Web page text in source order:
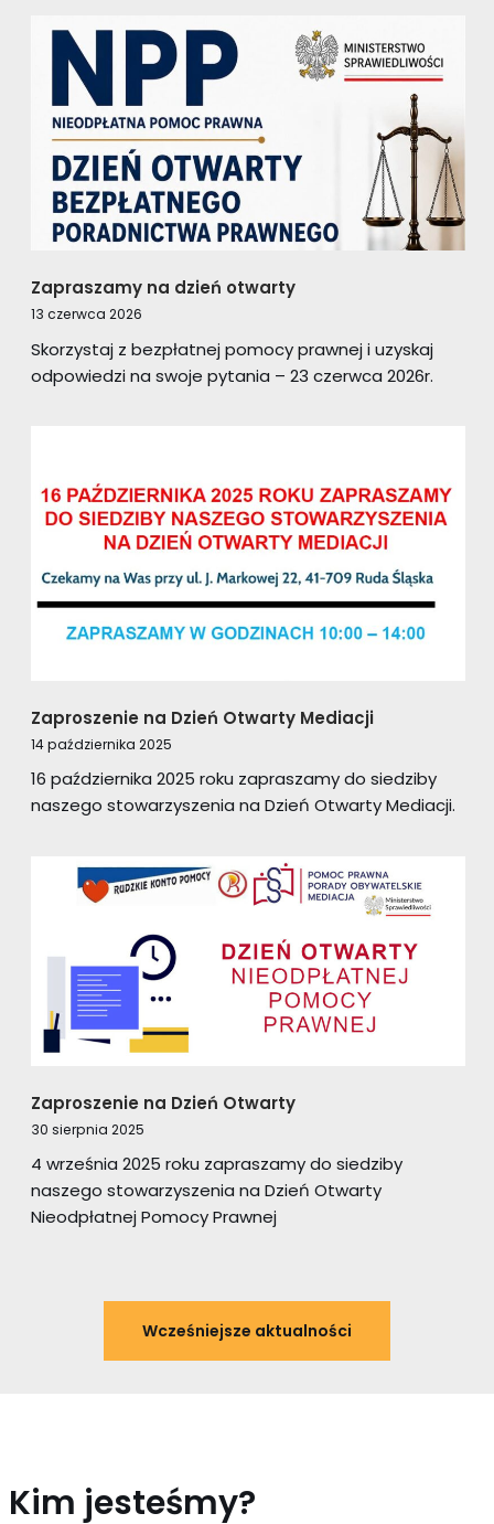
Zapraszamy na dzień otwarty
13 czerwca 2026
Skorzystaj z bezpłatnej pomocy prawnej i uzyskaj
odpowiedzi na swoje pytania – 23 czerwca 2026r.
Zaproszenie na Dzień Otwarty Mediacji
14 października 2025
16 października 2025 roku zapraszamy do siedziby
naszego stowarzyszenia na Dzień Otwarty Mediacji.
Zaproszenie na Dzień Otwarty
30 sierpnia 2025
4 września 2025 roku zapraszamy do siedziby
naszego stowarzyszenia na Dzień Otwarty
Nieodpłatnej Pomocy Prawnej
Wcześniejsze aktualności
Kim jesteśmy?